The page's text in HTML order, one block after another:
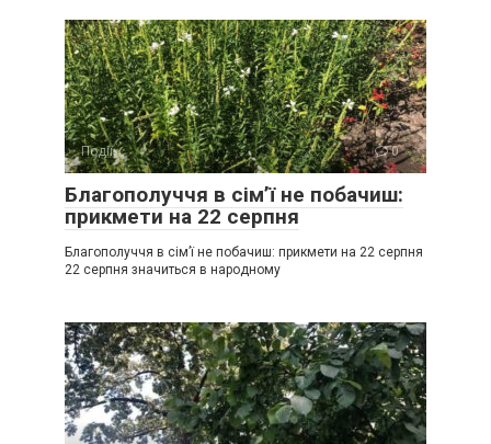
Події 0
Благополуччя в сім’ї не побачиш:
прикмети на 22 серпня
Благополуччя в сім’ї не побачиш: прикмети на 22 серпня
22 серпня значиться в народному